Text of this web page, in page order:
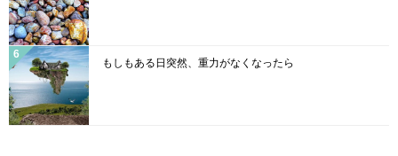
もしもある日突然、重力がなくなったら